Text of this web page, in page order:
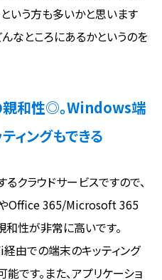
いう方も多いかと思います
なところにあるかというのを
和性◎。Windows端
ィングもできる
クラウドサービスですので、
Office 365/Microsoft 365
性が非常に高いです。
由での端末のキッティング
です。また、アプリケーショ